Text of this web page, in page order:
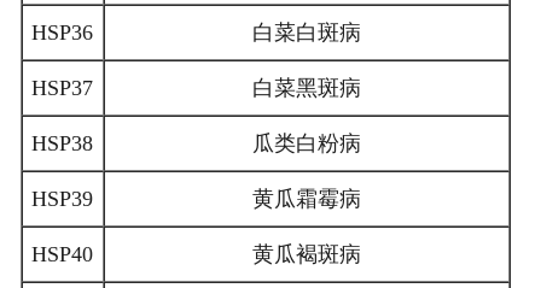
HSP36 白菜白斑病
HSP37 白菜黑斑病
HSP38 瓜类白粉病
HSP39 黄瓜霜霉病
HSP40 黄瓜褐斑病